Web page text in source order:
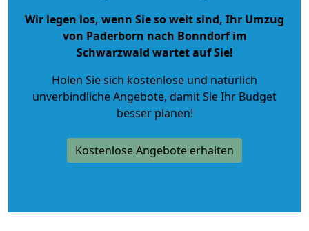
Wir legen los, wenn Sie so weit sind, Ihr Umzug
von Paderborn nach Bonndorf im
Schwarzwald wartet auf Sie!
Holen Sie sich kostenlose und natürlich
unverbindliche Angebote, damit Sie Ihr Budget
besser planen!
Kostenlose Angebote erhalten